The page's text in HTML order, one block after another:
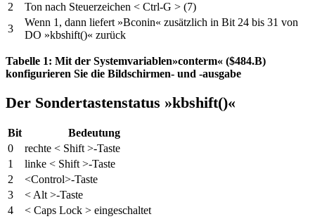
2
Ton nach Steuerzeichen < Ctrl-G > (7)
3
Wenn 1, dann liefert »Bconin« zusätzlich in Bit 24 bis 31 von
DO »kbshift()« zurück
Tabelle 1: Mit der Systemvariablen»conterm« ($484.B)
konfigurieren Sie die Bildschirmen- und -ausgabe
Der Sondertastenstatus »kbshift()«
Bit
Bedeutung
0
rechte < Shift >-Taste
1
linke < Shift >-Taste
2
<Control>-Taste
3
< Alt >-Taste
4
< Caps Lock > eingeschaltet